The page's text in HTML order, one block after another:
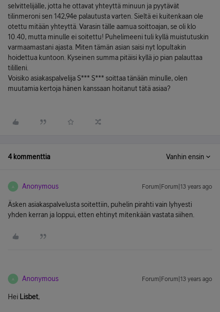
selvittelijälle, jotta he ottavat yhteyttä minuun ja pyytävät
tilinmeroni sen 142,94e palautusta varten. Sieltä ei kuitenkaan ole
otettu mitään yhteyttä. Varasin tälle aamua soittoajan, se oli klo
10.40, mutta minulle ei soitettu! Puhelimeeni tuli kyllä muistutuskin
varmaamastani ajasta. Miten tämän asian saisi nyt lopultakin
hoidettua kuntoon. Kyseinen summa pitäisi kyllä jo pian palauttaa
tililleni.
Voisiko asiakaspalvelija S*** S*** soittaa tänään minulle, olen
muutamia kertoja hänen kanssaan hoitanut tätä asiaa?
4 kommenttia Vanhin ensin
A Anonymous Forum|Forum|13 years ago
Äsken asiakaspalvelusta soitettiin, puhelin pirahti vain lyhyesti
yhden kerran ja loppui, etten ehtinyt mitenkään vastata siihen.
A Anonymous Forum|Forum|13 years ago
Hei Lisbet,